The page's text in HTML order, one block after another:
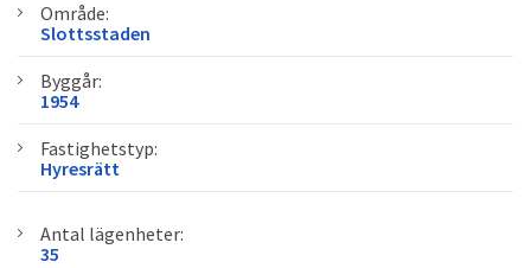
Område:
Slottsstaden
Byggår:
1954
Fastighetstyp:
Hyresrätt
Antal lägenheter:
35